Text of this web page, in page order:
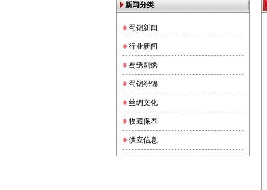
新闻分类
蜀锦新闻
行业新闻
蜀绣刺绣
蜀锦织锦
丝绸文化
收藏保养
供应信息